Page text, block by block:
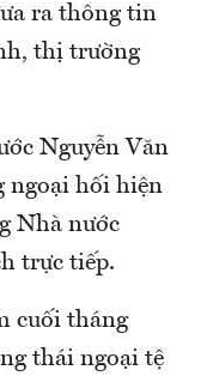
ra thông tin
thị trường
Nguyễn Văn
ngoại hối hiện
Nhà nước
trực tiếp.
cuối tháng
thái ngoại tệ